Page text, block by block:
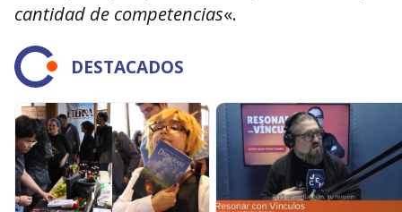
cantidad de competencias«.
DESTACADOS